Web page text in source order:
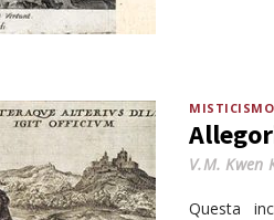
MISTICISMO
V.M. Kwen
Questa